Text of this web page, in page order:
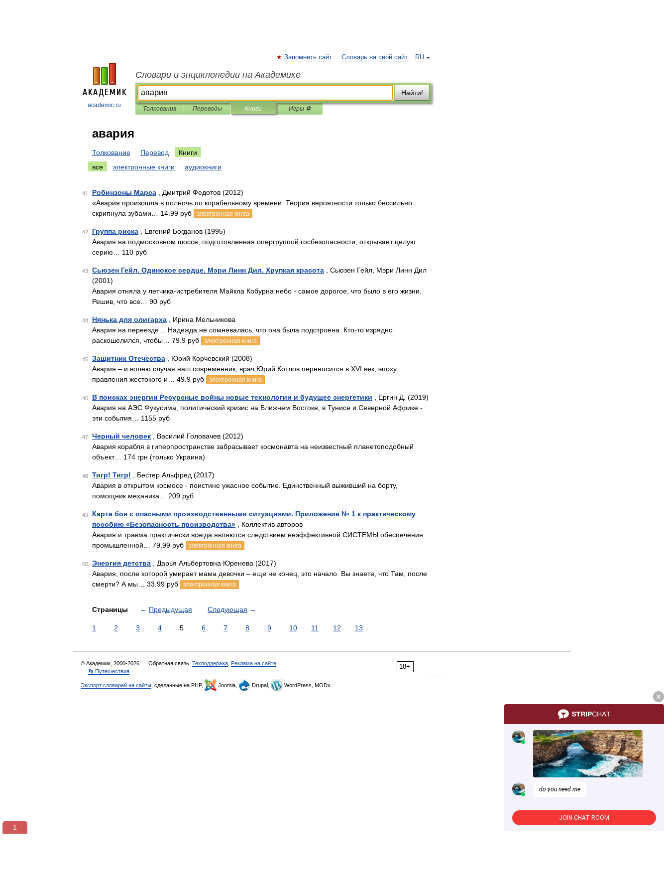
academic.ru
RU
Запомнить сайт Словарь на свой сайт
Словари и энциклопедии на Академике
Найти!
Толкования Переводы Книги Игры ⚽
авария
Толкование Перевод
Книги
все
электронные книги аудиокниги
41 Робинзоны Марса , Дмитрий Федотов (2012)
«Авария произошла в полночь по корабельному времени. Теория вероятности только бессильно
скрипнула зубами… 14.99 руб
электронная книга
42 Группа риска , Евгений Богданов (1995)
Авария на подмосковном шоссе, подготовленная опергруппой госбезопасности, открывает целую
серию… 110 руб
43 Сьюзен Гейл. Одинокое сердце. Мэри Линн Дил. Хрупкая красота , Сьюзен Гейл, Мэри Линн Дил
(2001)
Авария отняла у летчика-истребителя Майкла Кобурна небо - самое дорогое, что было в его жизни.
Решив, что все… 90 руб
44 Нянька для олигарха , Ирина Мельникова
Авария на переезде… Надежда не сомневалась, что она была подстроена. Кто-то изрядно
раскошелился, чтобы… 79.9 руб
электронная книга
45 Защитник Отечества , Юрий Корчевский (2008)
Авария – и волею случая наш современник, врач Юрий Котлов переносится в XVI век, эпоху
правления жестокого и… 49.9 руб
электронная книга
46 В поисках энергии Ресурсные войны новые технологии и будущее энергетики , Ергин Д. (2019)
Авария на АЭС Фукусима, политический кризис на Ближнем Востоке, в Тунисе и Северной Африке -
эти события… 1155 руб
47 Черный человек , Василий Головачев (2012)
Авария корабля в гиперпространстве забрасывает космонавта на неизвестный планетоподобный
объект… 174 грн (только Украина)
48 Тигр! Тигр! , Бестер Альфред (2017)
Авария в открытом космосе - поистине ужасное событие. Единственный выживший на борту,
помощник механика… 209 руб
49
Карта боя с опасными производственными ситуациями. Приложение № 1 к практическому
пособию «Безопасность производства» , Коллектив авторов
Авария и травма практически всегда являются следствием неэффективной СИСТЕМЫ обеспечения
промышленной… 79.99 руб
электронная книга
50 Энергия детства , Дарья Альбертовна Юренева (2017)
Авария, после которой умирает мама девочки – еще не конец, это начало. Вы знаете, что Там, после
смерти? А мы… 33.99 руб
электронная книга
Страницы ← Предыдущая Следующая →
1 2 3 4 5 6 7 8 9 10 11 12 13
18+
© Академик, 2000-2026 Обратная связь: Техподдержка Реклама на сайте
👣 Путешествия
Экспорт словарей на сайты , сделанные на PHP, Joomla, Drupal, WordPress, MODx.
1